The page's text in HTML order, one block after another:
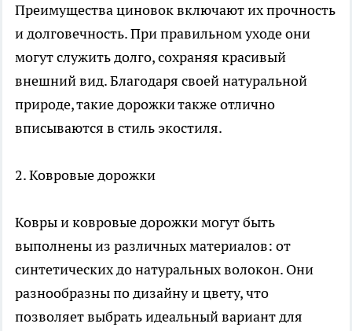
Преимущества циновок включают их прочность
и долговечность. При правильном уходе они
могут служить долго, сохраняя красивый
внешний вид. Благодаря своей натуральной
природе, такие дорожки также отлично
вписываются в стиль экостиля.
2. Ковровые дорожки
Ковры и ковровые дорожкимогут быть
выполнены из различных материалов: от
синтетических до натуральных волокон. Они
разнообразны по дизайну и цвету, что
позволяет выбрать идеальный вариант для